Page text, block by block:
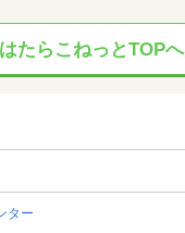
はたらこねっとTOPへ
ター